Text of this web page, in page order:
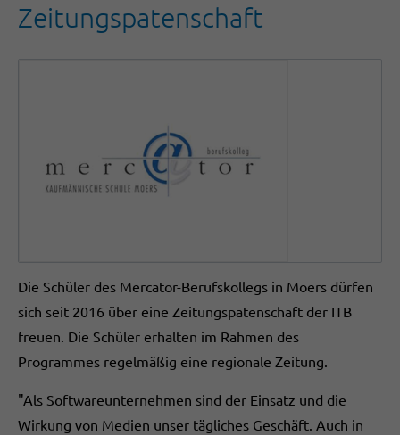
Zeitungspatenschaft
Die Schüler des Mercator-Berufskollegs in Moers dürfen
sich seit 2016 über eine Zeitungspatenschaft der ITB
freuen. Die Schüler erhalten im Rahmen des
Programmes regelmäßig eine regionale Zeitung.
"Als Softwareunternehmen sind der Einsatz und die
Wirkung von Medien unser tägliches Geschäft. Auch in